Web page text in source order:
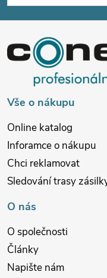
p
a
Vše o nákupu
Online katalog
Inforamce o nákupu
Chci reklamovat
Sledování trasy
O nás
O společnosti
Články
Napište nám